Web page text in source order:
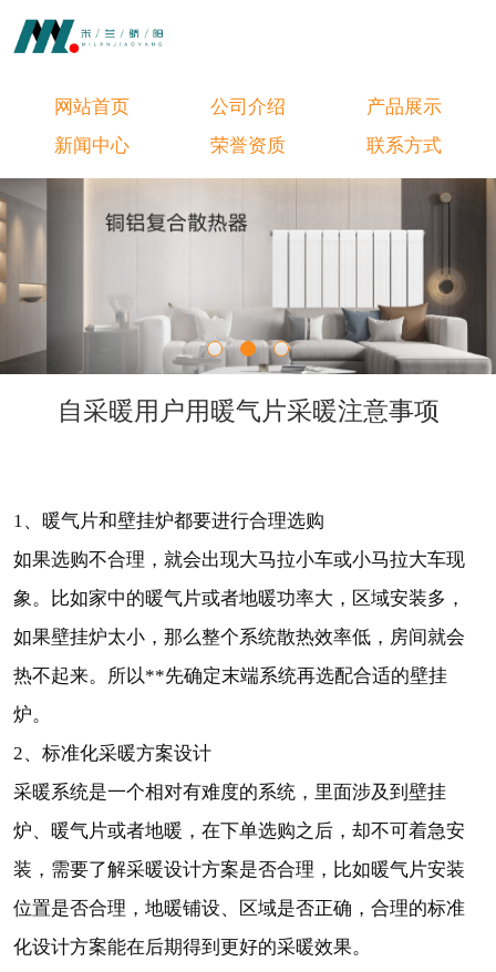
网站首页 公司介绍
产品展示
新闻中心
荣誉资质 联系方式
自采暖用户用暖气片采暖注意事项
1、暖气片和壁挂炉都要进行合理选购
如果选购不合理，就会出现大马拉小车或小马拉大车现
象。比如家中的暖气片或者地暖功率大，区域安装多，
如果壁挂炉太小，那么整个系统散热效率低，房间就会
热不起来。所以**先确定末端系统再选配合适的壁挂
炉。
2、标准化采暖方案设计
采暖系统是一个相对有难度的系统，里面涉及到壁挂
炉、暖气片或者地暖，在下单选购之后，却不可着急安
装，需要了解采暖设计方案是否合理，比如暖气片安装
位置是否合理，地暖铺设、区域是否正确，合理的标准
化设计方案能在后期得到更好的采暖效果。